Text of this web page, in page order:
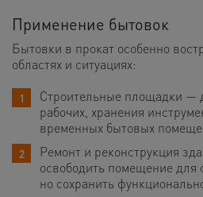
Применение бытовок
Бытовки в прокат особенно
областях и ситуациях:
Строительные площадки —
рабочих, хранения
временных бытовых
Ремонт и реконструкция
освободить помещение для
но сохранить